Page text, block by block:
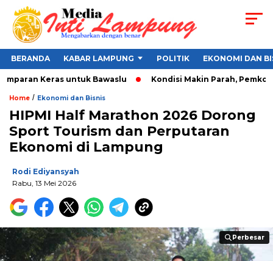
BERANDA KABAR LAMPUNG POLITIK EKONOMI DAN
Keras untuk Bawaslu Kondisi Makin Parah, Pemkot
Home / Ekonomi dan Bisnis
HIPMI Half Marathon 2026 Dorong
Sport Tourism dan Perputaran
Ekonomi di Lampung
Rodi Ediyansyah
Rabu, 13 Mei 2026
Perbesar
Perbesar